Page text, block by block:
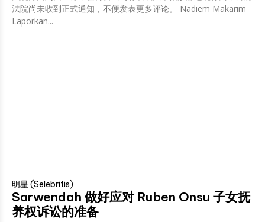
法院尚未收到正式通知，不便发表更多评论。 Nadiem Makarim
Laporkan...
明星 (Selebritis)
Sarwendah 做好应对 Ruben Onsu 子女抚
养权诉讼的准备